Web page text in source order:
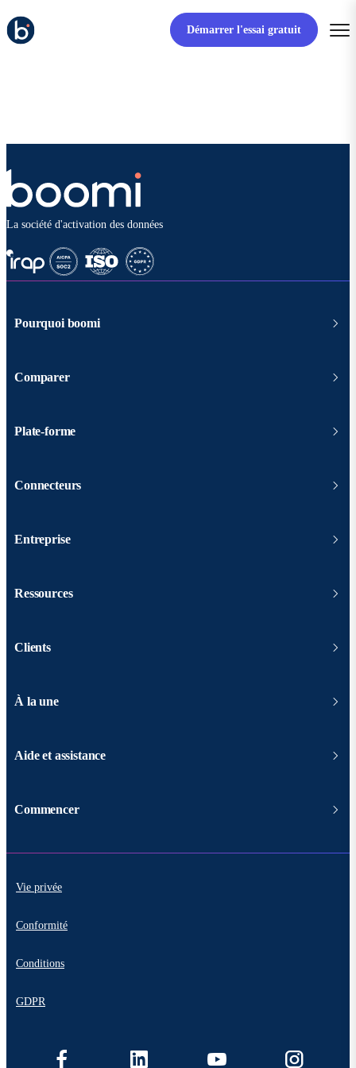
Démarrer l'essai gratuit
La société d'activation des données
Pourquoi boomi
Comparer
Plate-forme
Connecteurs
Entreprise
Ressources
Clients
À la une
Aide et assistance
Commencer
Vie privée
Conformité
Conditions
GDPR